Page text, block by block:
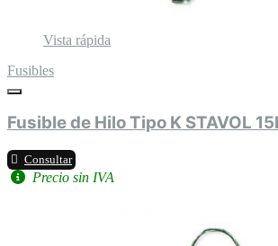
Vista rápida
Fusibles
Fusible de Hilo Tipo K STAVOL
Consultar
Precio sin IVA